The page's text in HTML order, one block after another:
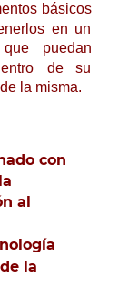
básicos
en un
que
puedan
de
su
la misma.
con
al
la